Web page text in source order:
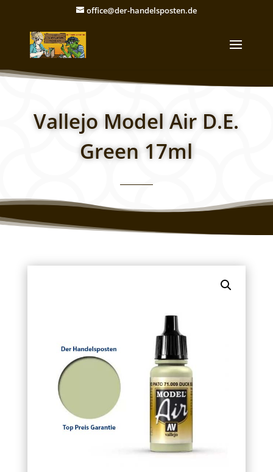
office@der-handelsposten.de
Vallejo Model Air D.E.
Green 17ml